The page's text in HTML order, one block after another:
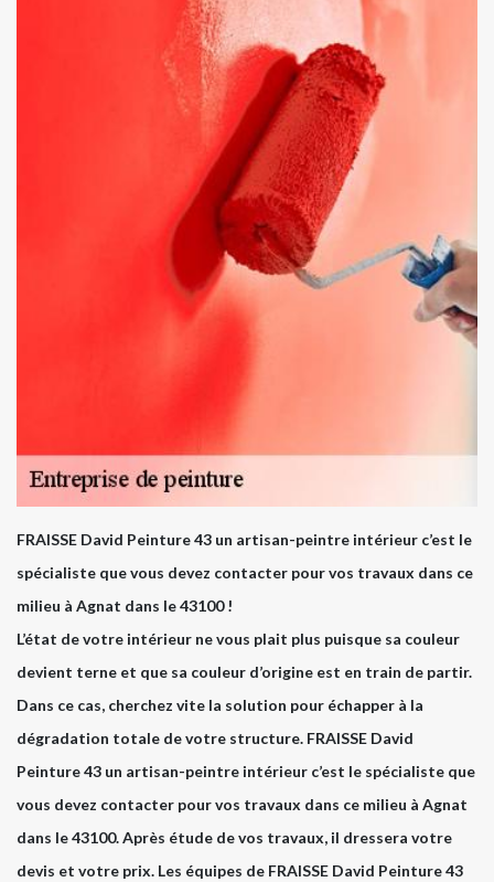
FRAISSE David Peinture 43 un artisan-peintre intérieur c’est le
spécialiste que vous devez contacter pour vos travaux dans ce
milieu à Agnat dans le 43100 !
L’état de votre intérieur ne vous plait plus puisque sa couleur
devient terne et que sa couleur d’origine est en train de partir.
Dans ce cas, cherchez vite la solution pour échapper à la
dégradation totale de votre structure. FRAISSE David
Peinture 43 un artisan-peintre intérieur c’est le spécialiste que
vous devez contacter pour vos travaux dans ce milieu à Agnat
dans le 43100. Après étude de vos travaux, il dressera votre
devis et votre prix. Les équipes de FRAISSE David Peinture 43